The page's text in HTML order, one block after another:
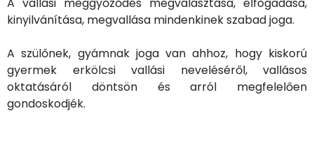
kinyilvánítása, megvallása mindenkinek szabad joga.
A szülőnek, gyámnak joga van ahhoz, hogy kiskorú
gyermek erkölcsi vallási neveléséről, vallásos
oktatásáról döntsön és arról megfelelően
gondoskodjék.